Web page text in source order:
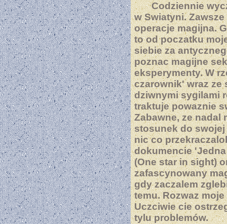
Codziennie
w Swiatyni.
operacje magijna.
to od poczatku
siebie za
poznac magijne
eksperymenty. W
czarownik' wraz ze
dziwnymi sygilami
traktuje powaznie
Zabawne, ze nadal
stosunek do swojej
nic co
dokumencie
(One star in sight)
zafascynowany
gdy zaczalem
temu. Rozwaz
Uczciwie cie
tylu problemów.